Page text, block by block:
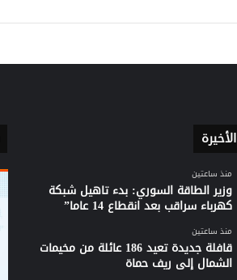
الأخيرة
منذ ساعتين
وزير الطاقة السوري: بدء تاهيل شبكة
كهرباء سراقب بعد انقطاع 14 عاما”
منذ ساعتين
قافلة جديدة تعيد 186 عائلة من مخيمات
الشمال إلى ريف حماة